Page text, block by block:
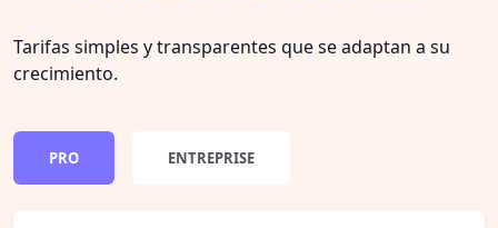
Tarifas simples y transparentes que se adaptan a su
crecimiento.
PRO ENTREPRISE